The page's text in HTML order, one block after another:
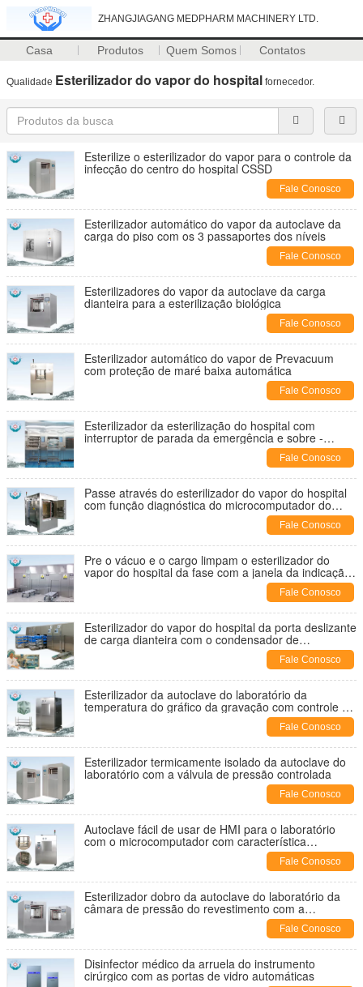
ZHANGJIAGANG MEDPHARM MACHINERY LTD.
Casa Produtos Quem Somos Contatos
Qualidade Esterilizador do vapor do hospital fornecedor.
Esterilize o esterilizador do vapor para o controle da
infecção do centro do hospital CSSD
Fale Conosco
Esterilizador automático do vapor da autoclave da
carga do piso com os 3 passaportes dos níveis
Fale Conosco
Esterilizadores do vapor da autoclave da carga
dianteira para a esterilização biológica
Fale Conosco
Esterilizador automático do vapor de Prevacuum
com proteção de maré baixa automática
Fale Conosco
Esterilizador da esterilização do hospital com
interruptor de parada da emergência e sobre -
Fale Conosco
Passe através do esterilizador do vapor do hospital
com função diagnóstica do microcomputador do
Fale Conosco
Pre o vácuo e o cargo limpam o esterilizador do
vapor do hospital da fase com a janela da indicação
Fale Conosco
Esterilizador do vapor do hospital da porta deslizante
de carga dianteira com o condensador de
refrigeração água do de alta capacidadeFale Conosco
Esterilizador da autoclave do laboratório da
temperatura do gráfico da gravação com controle de
Fale Conosco
Esterilizador termicamente isolado da autoclave do
laboratório com a válvula de pressão controlada
Fale Conosco
Autoclave fácil de usar de HMI para o laboratório
com o microcomputador com característica
Fale Conosco
Esterilizador dobro da autoclave do laboratório da
câmara de pressão do revestimento com a
Fale Conosco
Disinfector médico da arruela do instrumento
cirúrgico com as portas de vidro automáticas